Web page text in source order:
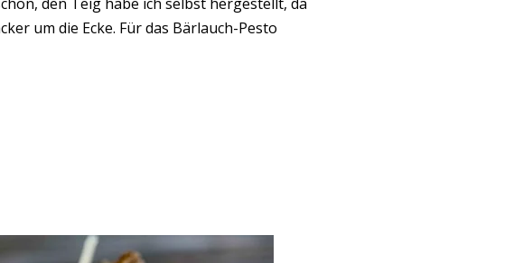
um die Ecke. Für das Bärlauch-Pesto